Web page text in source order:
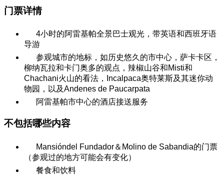
门票详情
4小时的阿雷基帕全景巴士观光，带英语和西班牙语
导游
参观城市的地标，如历史悠久的市中心，萨卡卡区，
柳纳瓦拉和卡门奥多的观点，辣椒山谷和Misti和
Chachani火山的看法，Incalpaca奥特莱斯及其迷你动
物园，以及Andenes de Paucarpata
阿雷基帕市中心的酒店接送服务
不包括哪些内容
Mansióndel Fundador＆Molino de Sabandia的门票
（参观过的地方可能会有变化）
餐食和饮料